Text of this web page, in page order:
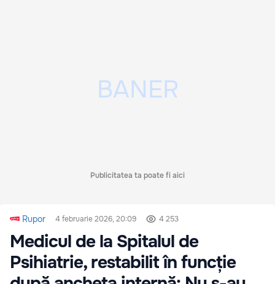
Publicitatea ta poate fi aici
Rupor 4 februarie 2026, 20:09 4 253
Medicul de la Spitalul de
Psihiatrie, restabilit în funcție